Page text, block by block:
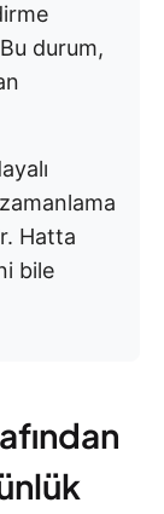
durum,
Hatta
bile